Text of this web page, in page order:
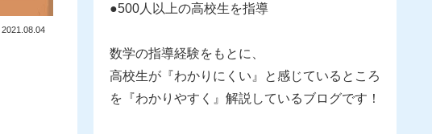
2021.08.04
●500人以上の高校生を指導
数学の指導経験をもとに、
高校生が『わかりにくい』と感じているところ
を『わかりやすく』解説しているブログです！